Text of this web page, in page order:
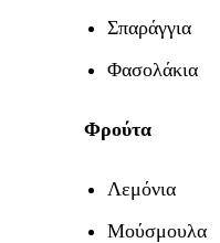
Σπαράγγια
Φασολάκια
Φρούτα
Λεμόνια
Μούσμουλα